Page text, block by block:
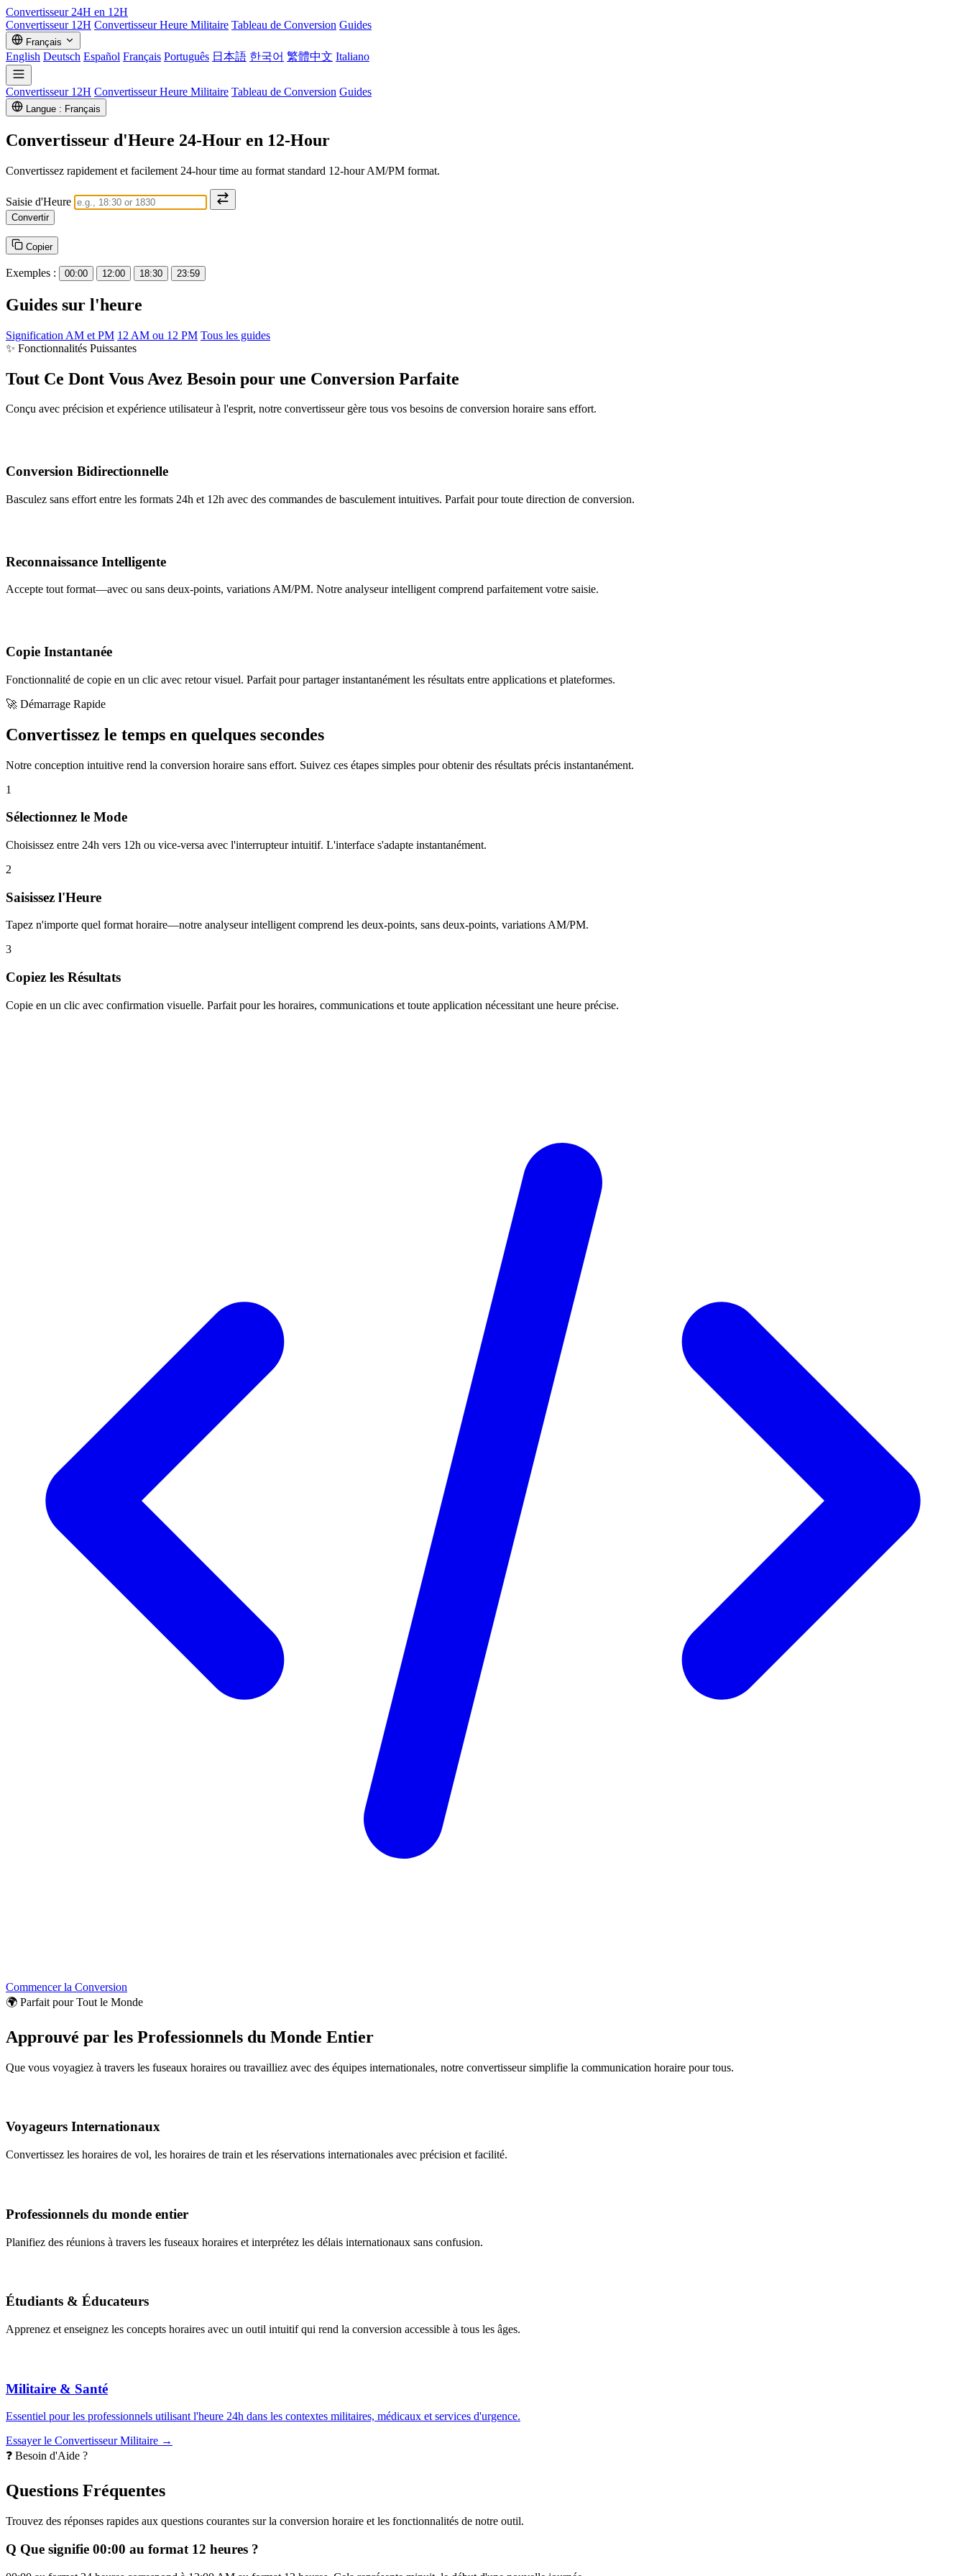
Convertisseur 24H en 12H
Convertisseur 12H Convertisseur Heure Militaire Tableau de Conversion Guides
Français
English Deutsch Español Français Português 日本語 한국어 繁體中文 Italiano
Convertisseur 12H Convertisseur Heure Militaire Tableau de Conversion Guides
Langue : Français
Convertisseur d'Heure 24-Hour en 12-Hour
Convertissez rapidement et facilement 24-hour time au format standard 12-hour AM/PM format.
Saisie d'Heure
Convertir
Copier
Exemples : 00:00 12:00 18:30 23:59
Guides sur l'heure
Signification AM et PM 12 AM ou 12 PM Tous les guides
✨ Fonctionnalités Puissantes
Tout Ce Dont Vous Avez Besoin pour une Conversion Parfaite
Conçu avec précision et expérience utilisateur à l'esprit, notre convertisseur gère tous vos besoins de conversion horaire sans effort.
Conversion Bidirectionnelle
Basculez sans effort entre les formats 24h et 12h avec des commandes de basculement intuitives. Parfait pour toute direction de conversion.
Reconnaissance Intelligente
Accepte tout format—avec ou sans deux-points, variations AM/PM. Notre analyseur intelligent comprend parfaitement votre saisie.
Copie Instantanée
Fonctionnalité de copie en un clic avec retour visuel. Parfait pour partager instantanément les résultats entre applications et plateformes.
🚀 Démarrage Rapide
Convertissez le temps en quelques secondes
Notre conception intuitive rend la conversion horaire sans effort. Suivez ces étapes simples pour obtenir des résultats précis instantanément.
1
Sélectionnez le Mode
Choisissez entre 24h vers 12h ou vice-versa avec l'interrupteur intuitif. L'interface s'adapte instantanément.
2
Saisissez l'Heure
Tapez n'importe quel format horaire—notre analyseur intelligent comprend les deux-points, sans deux-points, variations AM/PM.
3
Copiez les Résultats
Copie en un clic avec confirmation visuelle. Parfait pour les horaires, communications et toute application nécessitant une heure précise.
Commencer la Conversion
🌍 Parfait pour Tout le Monde
Approuvé par les Professionnels du Monde Entier
Que vous voyagiez à travers les fuseaux horaires ou travailliez avec des équipes internationales, notre convertisseur simplifie la communication horaire pour tous.
Voyageurs Internationaux
Convertissez les horaires de vol, les horaires de train et les réservations internationales avec précision et facilité.
Professionnels du monde entier
Planifiez des réunions à travers les fuseaux horaires et interprétez les délais internationaux sans confusion.
Étudiants & Éducateurs
Apprenez et enseignez les concepts horaires avec un outil intuitif qui rend la conversion accessible à tous les âges.
Militaire & Santé
Essentiel pour les professionnels utilisant l'heure 24h dans les contextes militaires, médicaux et services d'urgence.
Essayer le Convertisseur Militaire →
❓ Besoin d'Aide ?
Questions Fréquentes
Trouvez des réponses rapides aux questions courantes sur la conversion horaire et les fonctionnalités de notre outil.
Q Que signifie 00:00 au format 12 heures ?